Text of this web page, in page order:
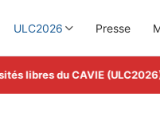
libres du CAVIE (ULC2026),
ULC2026 Presse